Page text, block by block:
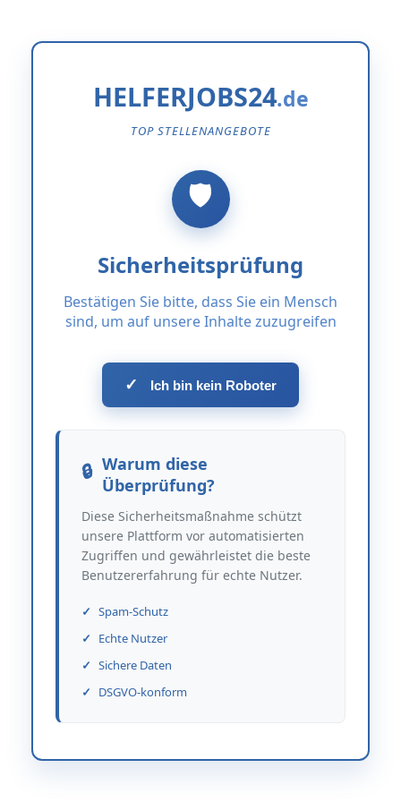
HELFERJOBS24
TOP STELLENANGEBOTE
Sicherheitsprüfung
Bestätigen Sie bitte, dass Sie ein Mensch
sind, um auf unsere Inhalte zuzugreifen
✓ Ich bin kein Roboter
Warum diese
Überprüfung?
Diese Sicherheitsmaßnahme schützt
unsere Plattform vor automatisierten
Zugriffen und gewährleistet die beste
Benutzererfahrung für echte Nutzer.
Spam-Schutz
Echte Nutzer
Sichere Daten
DSGVO-konform